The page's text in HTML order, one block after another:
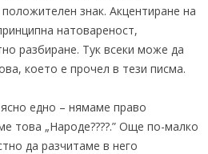
знак. Акцентиране на
натовареност,
разбиране. Тук всеки може да
което е прочел в тези писма.
едно – нямаме право
това „Народе????.” Още по-малко
да разчитаме в него